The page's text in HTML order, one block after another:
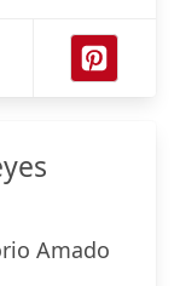
Amado